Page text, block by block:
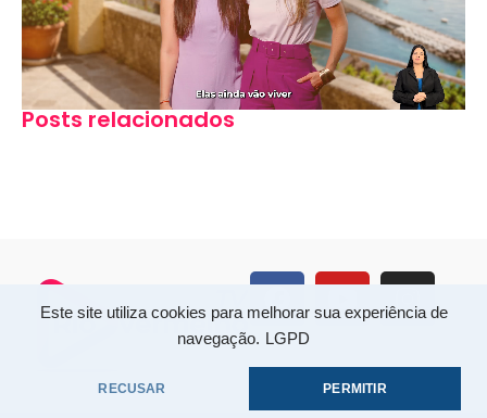
Este site utiliza cookies para melhorar sua experiência de
navegação. LGPD
RECUSAR PERMITIR
Posts relacionados